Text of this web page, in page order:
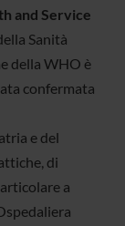
and Service
Sanità
della WHO è
confermata
e del
di
a